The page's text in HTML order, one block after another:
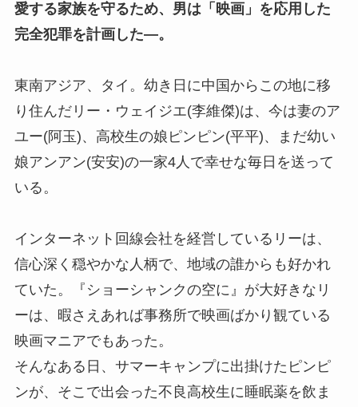
愛する家族を守るため、男は「映画」を応用した
完全犯罪を計画した―。
東南アジア、タイ。幼き日に中国からこの地に移
り住んだリー・ウェイジエ(李維傑)は、今は妻のア
ユー(阿玉)、高校生の娘ピンピン(平平)、まだ幼い
娘アンアン(安安)の一家4人で幸せな毎日を送って
いる。
インターネット回線会社を経営しているリーは、
信心深く穏やかな人柄で、地域の誰からも好かれ
ていた。『ショーシャンクの空に』が大好きなリ
ーは、暇さえあれば事務所で映画ばかり観ている
映画マニアでもあった。
そんなある日、サマーキャンプに出掛けたピンピ
ンが、そこで出会った不良高校生に睡眠薬を飲ま